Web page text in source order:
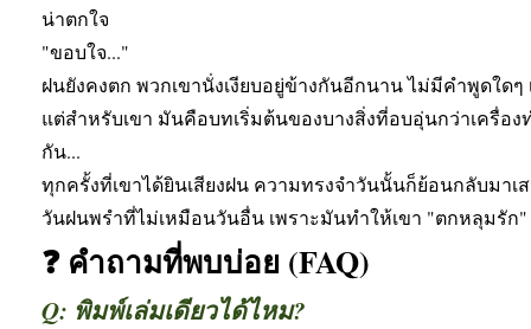
น่าตกใจ
"ขอบใจ..."
ฝนยังคงตก พวกเขานั่งเงียบอยู่ข้างกันอีกนาน ไม่มีคำพูดใดๆ
แต่สำหรับเขา มันคือบทเริ่มต้นของบางสิ่งที่อบอุ่นกว่าเครื่อ
กัน...
ทุกครั้งที่เขาได้ยินเสียงฝน ความทรงจำวันนั้นก็ย้อนกลับมา
วันฝนพรำที่ไม่เหมือนวันอื่น เพราะมันทำให้เขา "ตกหลุมรัก"
❓ คำถามที่พบบ่อย (FAQ)
Q: พิมพ์เล่มเดียวได้ไหม?